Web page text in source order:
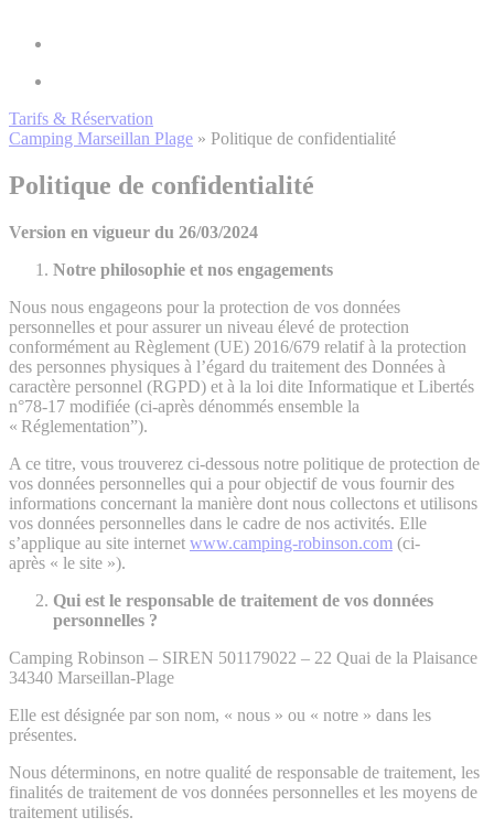
Tarifs & Réservation
Camping Marseillan Plage » Politique de confidentialité
Politique de confidentialité
Version en vigueur du 26/03/2024
Notre philosophie et nos engagements
Nous nous engageons pour la protection de vos données
personnelles et pour assurer un niveau élevé de protection
conformément au Règlement (UE) 2016/679 relatif à la protection
des personnes physiques à l’égard du traitement des Données à
caractère personnel (RGPD) et à la loi dite Informatique et Libertés
n°78-17 modifiée (ci-après dénommés ensemble la
« Réglementation”).
A ce titre, vous trouverez ci-dessous notre politique de protection de
vos données personnelles qui a pour objectif de vous fournir des
informations concernant la manière dont nous collectons et utilisons
vos données personnelles dans le cadre de nos activités. Elle
s’applique au site internet www.camping-robinson.com (ci-
après « le site »).
Qui est le responsable de traitement de vos données
personnelles ?
Camping Robinson – SIREN 501179022 – 22 Quai de la Plaisance
34340 Marseillan-Plage
Elle est désignée par son nom, « nous » ou « notre » dans les
présentes.
Nous déterminons, en notre qualité de responsable de traitement, les
finalités de traitement de vos données personnelles et les moyens de
traitement utilisés.